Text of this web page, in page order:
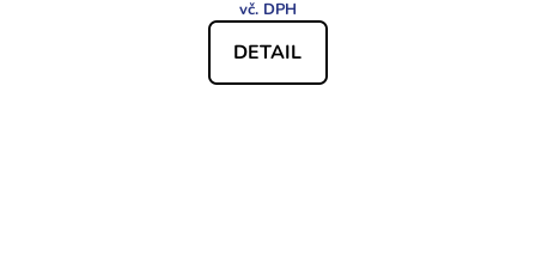
DETAIL